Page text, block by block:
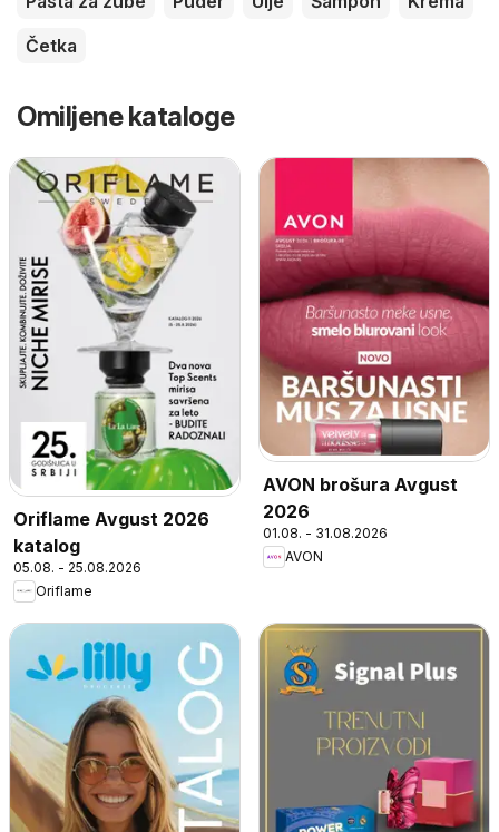
Četka
Omiljene kataloge
Oriflame Avgust 2026
katalog
05.08. - 25.08.2026
Oriflame
AVON brošura Avgust
2026
01.08. - 31.08.2026
AVON